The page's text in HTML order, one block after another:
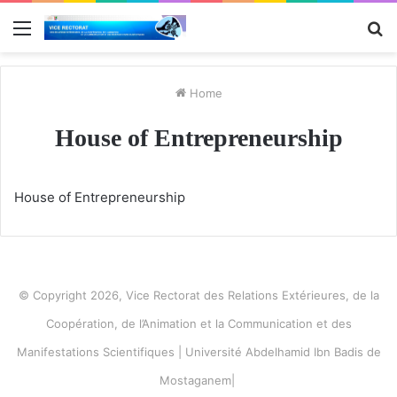
Menu
Home
House of Entrepreneurship
House of Entrepreneurship
© Copyright 2026, Vice Rectorat des Relations Extérieures, de la
Coopération, de l’Animation et la Communication et des
Manifestations Scientifiques | Université Abdelhamid Ibn Badis de
Mostaganem|